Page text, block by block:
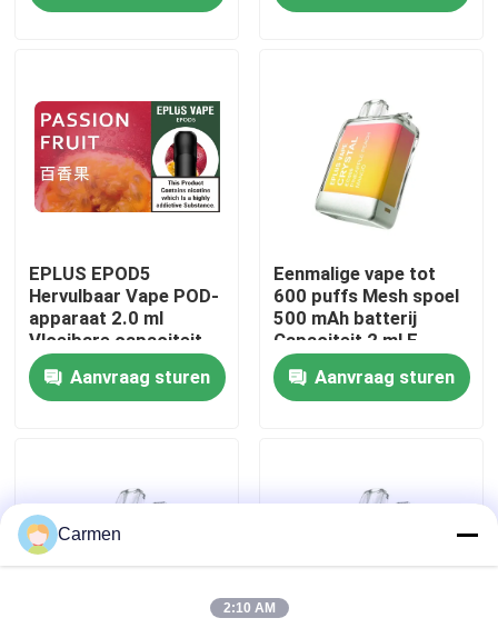
Videos
Over ons
Fabrieksreis
Kwaliteitscontrole
Contacteer ons
Vozol damp
EPLUS EPOD5
Hervulbaar Vape POD-
apparaat 2.0 ml
Vloeibare capaciteit
20 mg/ml Nicotine 21
smaakopties
Aanvraag sturen
Eenmalige vape tot
600 puffs Mesh spoel
500 mAh batterij
Capaciteit 2 ml E-
vloeistof Ananas
Perzik Mango
Aanvraag sturen
Carmen
2:10 AM